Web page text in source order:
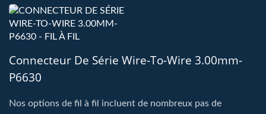
Connecteur De Série Wire-To-Wire 3.00mm-
P6630
Nos options de fil à fil incluent de nombreux pas de